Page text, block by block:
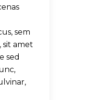
sem
sit amet
sed